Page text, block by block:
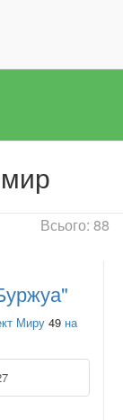
Всього: 88
Миру 49 на